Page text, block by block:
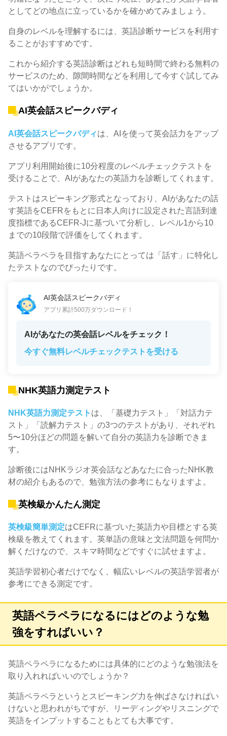
としてどの地点に立っているかを確かめてみましょう。
自身のレベルを理解するには、英語診断サービスを利用す
ることがおすすめです。
これから紹介する英語診断はどれも短時間で終わる無料の
サービスのため、隙間時間などを利用して今すぐ試してみ
てはいかがでしょうか。
AI英会話スピークバディ
AI英会話スピークバディは、AIを使って英会話力をアップ
させるアプリです。
アプリ利用開始後に10分程度のレベルチェックテストを
受けることで、AIがあなたの英語力を診断してくれます。
テストはスピーキング形式となっており、AIがあなたの話
す英語をCEFRをもとに日本人向けに設定された言語到達
度指標であるCEFR-Jに基づいて分析し、レベル1から10
までの10段階で評価をしてくれます。
英語ペラペラを目指すあなたにとっては「話す」に特化し
たテストなのでぴったりです。
AI英会話スピークバディ
アプリ累計500万ダウンロード！
AIがあなたの英会話レベルをチェック！
今すぐ無料レベルチェックテストを受ける
NHK英語力測定テスト
NHK英語力測定テスト は、「基礎力テスト」「対話力テ
スト」「読解力テスト」の3つのテストがあり、それぞれ
5〜10分ほどの問題を解いて自分の英語力を診断できま
す。
診断後にはNHKラジオ英会話などあなたに合ったNHK教
材の紹介もあるので、勉強方法の参考にもなりますよ。
英検級かんたん測定
英検級簡単測定はCEFRに基づいた英語力や目標とする英
検級を教えてくれます。英単語の意味と文法問題を何問か
解くだけなので、スキマ時間などですぐに試せますよ。
英語学習初心者だけでなく、幅広いレベルの英語学習者が
参考にできる測定です。
英語ペラペラになるにはどのような勉
強をすればいい？
英語ペラペラになるためには具体的にどのような勉強法を
取り入れればいいのでしょうか？
英語ペラペラというとスピーキング力を伸ばさなければい
けないと思われがちですが、リーディングやリスニングで
英語をインプットすることもとても大事です。